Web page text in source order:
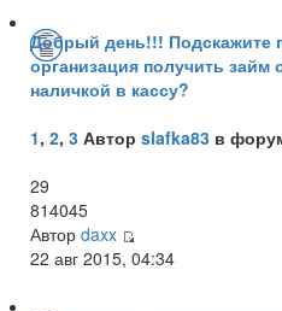
Добрый день!!! Подскажите
организация получить займ
наличкой в кассу?
1, 2, 3 Автор slafka83 в
29
814045
Автор daxx
22 авг 2015, 04:34